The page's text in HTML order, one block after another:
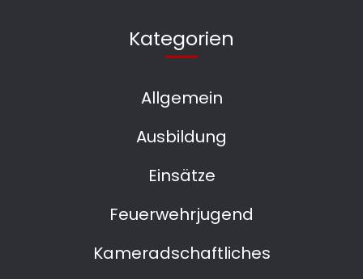
Kategorien
Allgemein
Ausbildung
Einsätze
Feuerwehrjugend
Kameradschaftliches